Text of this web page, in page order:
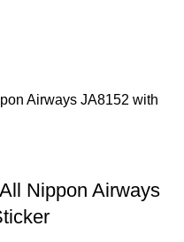
Nippon Airways